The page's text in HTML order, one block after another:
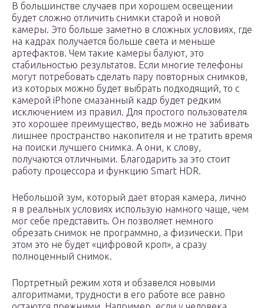
В большинстве случаев при хорошем освещении
будет сложно отличить снимки старой и новой
камеры. Это больше заметно в сложных условиях, где
на кадрах получается больше света и меньше
артефактов. Чем такие камеры балуют, это
стабильностью результатов. Если многие телефоны
могут потребовать сделать пару повторных снимков,
из которых можно будет выбрать подходящий, то с
камерой iPhone смазанный кадр будет редким
исключением из правил. Для простого пользователя
это хорошее преимущество, ведь можно не забивать
лишнее пространство накопителя и не тратить время
на поиски лучшего снимка. А они, к слову,
получаются отличными. Благодарить за это стоит
работу процессора и функцию Smart HDR.
Небольшой зум, который дает вторая камера, лично
я в реальных условиях использую намного чаще, чем
мог себе представить. Он позволяет немного
обрезать снимок не программно, а физически. При
этом это не будет «цифровой кроп», а сразу
полноценный снимок.
Портретный режим хотя и обзавелся новыми
алгоритмами, трудности в его работе все равно